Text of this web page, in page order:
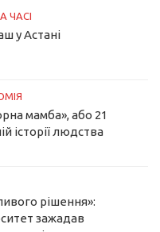
ЧАСІ
у Астані
мамба», або 21
історії людства
рішення»:
зажадав